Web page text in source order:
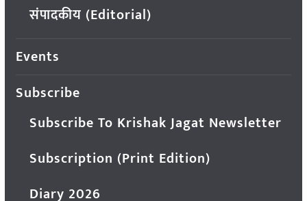
संपादकीय (Editorial)
Events
Subscribe
Subscribe To Krishak Jagat Newsletter
Subscription (Print Edition)
Diary 2026